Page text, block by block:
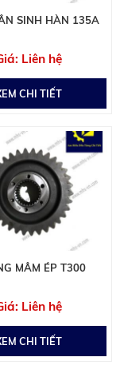
SINH HÀN 135A
Liên hệ
CHI TIẾT
MÂM ÉP T300
Liên hệ
CHI TIẾT